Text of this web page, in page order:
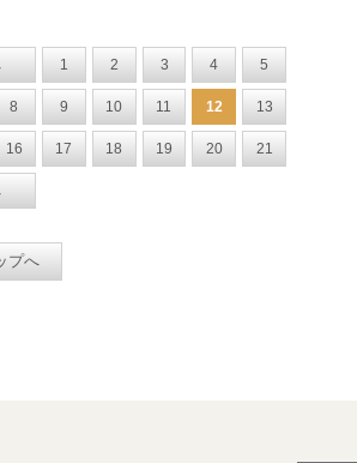
1 2 3 4 5
8 9 10 11 12 13
16 17 18 19 20 21
プへ